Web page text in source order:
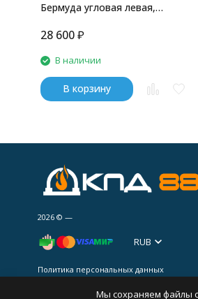
Бермуда угловая левая,
28 600 ₽
В наличии
В корзину
2026 © —
RUB
Политика персональных данных
Мы сохраняем файлы